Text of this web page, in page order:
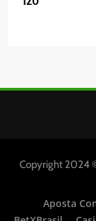
Copyright 2024
Aposta